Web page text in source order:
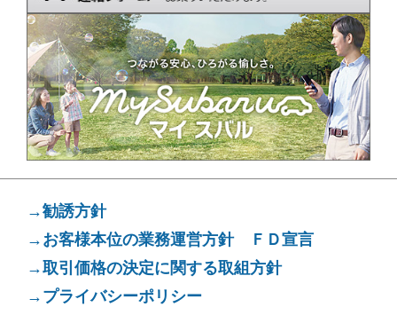
→勧誘方針
→お客様本位の業務運営方針 ＦＤ宣言
→取引価格の決定に関する取組方針
→プライバシーポリシー